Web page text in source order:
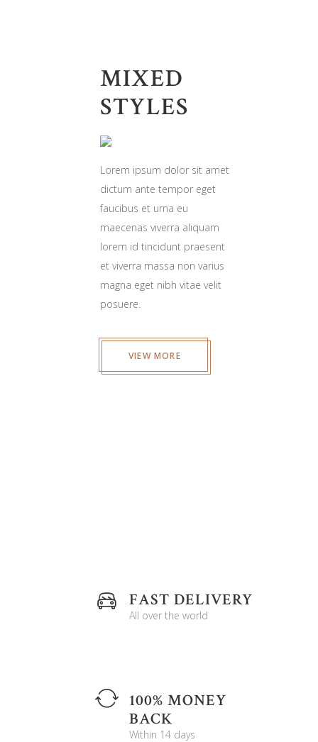
MIXED
STYLES
Lorem ipsum dolor sit amet
dictum ante tempor eget
faucibus et urna eu
maecenas viverra aliquam
lorem id tincidunt praesent
et viverra massa non varius
magna eget nibh vitae velit
posuere.
VIEW MORE
FAST DELIVERY
All over the world
100% MONEY
BACK
Within 14 days